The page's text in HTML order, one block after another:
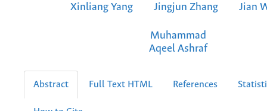
Xinliang Yang Jingjun Zhang Jian
Muhammad
Aqeel Ashraf
Abstract Full Text HTML References